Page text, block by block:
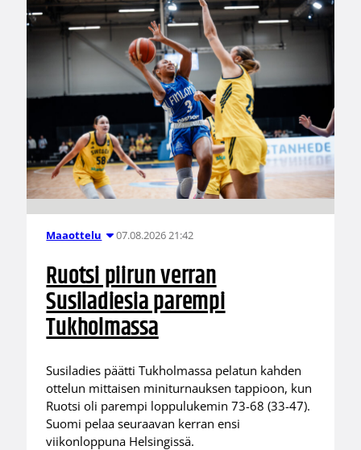
Maaottelu 07.08.2026 21:42
Ruotsi piirun verran
Susiladiesia parempi
Tukholmassa
Susiladies päätti Tukholmassa pelatun kahden
ottelun mittaisen miniturnauksen tappioon, kun
Ruotsi oli parempi loppulukemin 73-68 (33-47).
Suomi pelaa seuraavan kerran ensi
viikonloppuna Helsingissä.